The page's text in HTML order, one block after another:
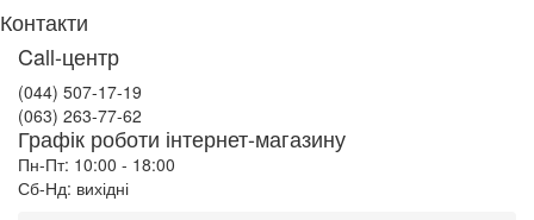
Контакти
Call-центр
(044) 507-17-19
(063) 263-77-62
Графік роботи інтернет-магазину
Пн-Пт: 10:00 - 18:00
Сб-Нд: вихідні